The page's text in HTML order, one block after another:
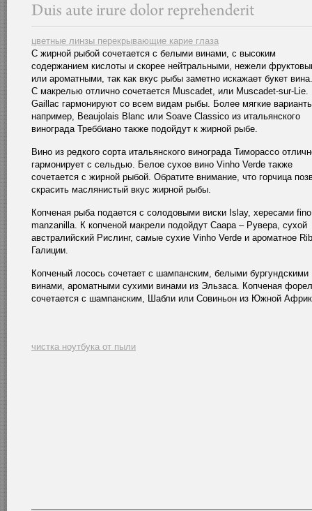
цветные линзы перекрывающие карие глаза
С жирной рыбой сочетается с белыми винами, с высоким
содержанием кислоты и скорее нейтральными, нежели
или ароматными, так как вкус рыбы заметно искажает букет вина.
С макрелью отлично сочетается Muscadet, или Muscadet-sur-Lie.
Gaillac гармонируют со всем видам рыбы. Более мягкие
например, Beaujolais Blanc или Soave Classico из итальянского
винограда Треббиано также подойдут к жирной рыбе.
Вино из редкого сорта итальянского винограда Тиморассо
гармонирует с сельдью. Белое сухое вино Vinho Verde также
сочетается с жирной рыбой. Обратите внимание, что горчица
скрасить маслянистый вкус жирной рыбы.
Копченая рыба подается с солодовыми виски Islay, хересами
manzanilla. К копченой макрели подойдут Саара – Рувера, сухой
австралийский Рислинг, самые сухие Vinho Verde и ароматное
Галиции.
Копченый лосось сочетает с шампанским, белыми бургундскими
винами, ароматными сухими винами из Эльзаса. Копченая
сочетается с шампанским, Шабли или Совиньон из Южной
чистка ноутбука от пыли